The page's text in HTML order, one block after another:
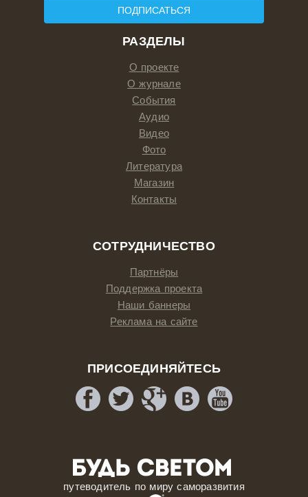
РАЗДЕЛЫ
О проекте
О журнале
События
Аудио
Видео
Фото
Литература
Магазин
Контакты
СОТРУДНИЧЕСТВО
Партнёры
Поддержка проекта
Наши баннеры
Реклама на сайте
ПРИСОЕДИНЯЙТЕСЬ
путеводитель по миру саморазвития
ПОДПИСАТЬСЯ